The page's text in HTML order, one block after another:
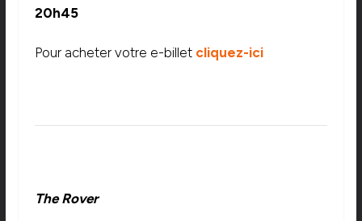
20h45
Pour acheter votre e-billet cliquez-ici
The Rover